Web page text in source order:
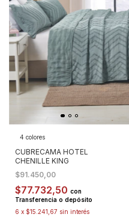
4 colores
CUBRECAMA HOTEL
CHENILLE KING
$91.450,00
$77.732,50 con
Transferencia o depósito
6 x $15.241,67 sin interés